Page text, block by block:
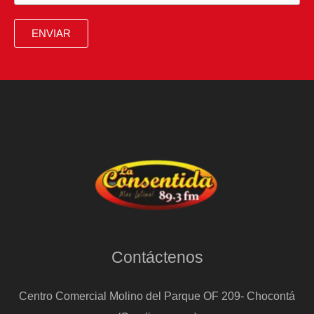
principales
en
ENVIAR
Contáctenos
Centro Comercial Molino del Parque OF 209- Chocontá